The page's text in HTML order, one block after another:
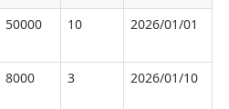
50000 10 2026/01/01
8000 3 2026/01/10